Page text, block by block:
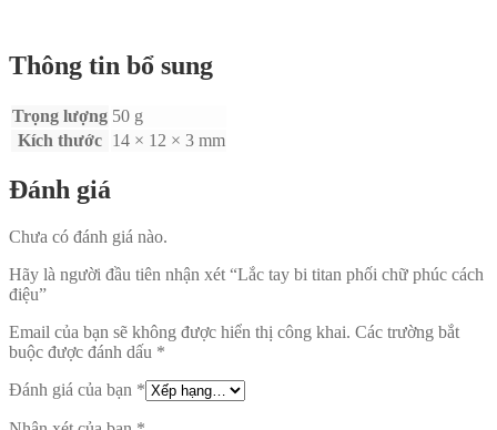
Thông tin bổ sung
Trọng lượng 50 g
Kích thước 14 × 12 × 3 mm
Đánh giá
Chưa có đánh giá nào.
Hãy là người đầu tiên nhận xét “Lắc tay bi titan phối chữ phúc cách
điệu”
Email của bạn sẽ không được hiển thị công khai. Các trường bắt
buộc được đánh dấu *
Đánh giá của bạn *